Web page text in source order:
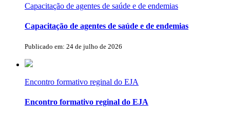
Capacitação de agentes de saúde e de endemias
Capacitação de agentes de saúde e de endemias
Publicado em: 24 de julho de 2026
Encontro formativo reginal do EJA
Encontro formativo reginal do EJA